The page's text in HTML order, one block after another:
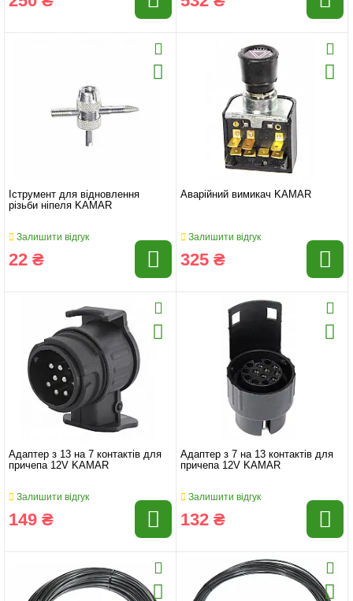
Іструмент для відновлення
різьби ніпеля KAMAR
Залишити відгук
22 ₴
Аварійний вимикач KAMAR
Залишити відгук
325 ₴
Адаптер з 13 на 7 контактів для
причепа 12V KAMAR
Залишити відгук
149 ₴
Адаптер з 7 на 13 контактів для
причепа 12V KAMAR
Залишити відгук
132 ₴